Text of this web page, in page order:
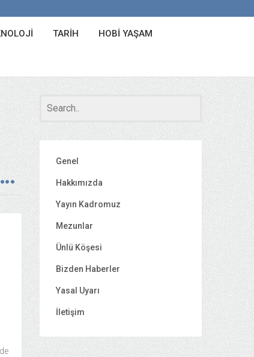
TARIH HOBI YAŞAM
Genel
Hakkımızda
Yayın Kadromuz
Mezunlar
Ünlü Köşesi
Bizden Haberler
Yasal Uyarı
İletişim